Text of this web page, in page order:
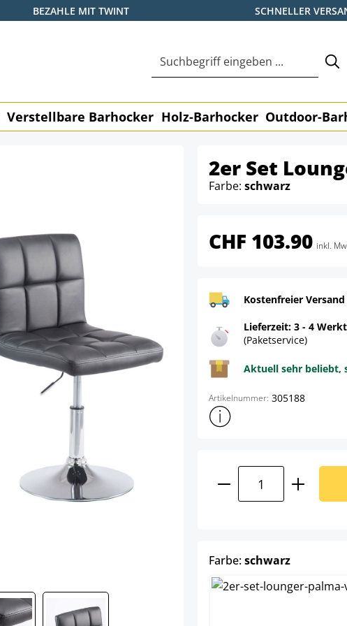
BEZAHLE MIT TWINT SCHNELLER
Verstellbare Barhocker Holz-Barhocker Outdoor-
2er Set
Farbe: schwarz
CHF 103.90 inkl.
Kostenfreier
Lieferzeit: 3 - 4
(Paketservice)
Aktuell sehr beliebt,
Artikelnummer: 305188
Weitere
Produkt Anzahl:
Farbe:schwarzauswählen